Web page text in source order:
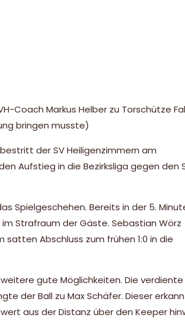
Coach Markus Helber zu Torschütze
bringen musste)
der SV Heiligenzimmern am
Aufstieg in die Bezirksliga gegen den
Spielgeschehen. Bereits in der 5.
Strafraum der Gäste. Sebastian Wörz
Abschluss zum frühen 1:0 in die
gute Möglichkeiten. Die verdiente
der Ball zu Max Schäfer. Dieser
aus der Distanz über den Keeper